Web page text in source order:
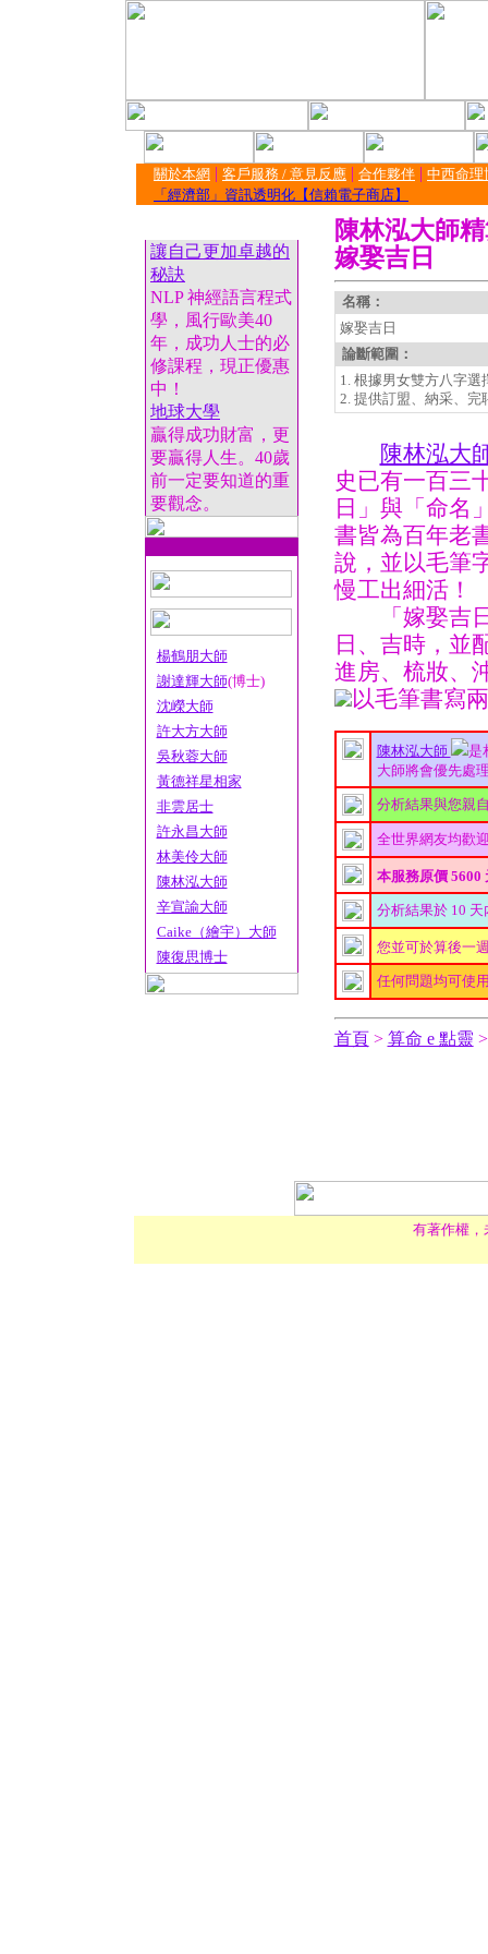
關於本網 | 客戶服務 / 意見反應 | 合作夥伴 | 中西命理
「經濟部」資訊透明化【信賴電子商店】
讓自己更加卓越的
秘訣
NLP 神經語言程式
學，風行歐美40
年，成功人士的必
修課程，現正優惠
中！
地球大學
贏得成功財富，更
要贏得人生。40歲
前一定要知道的重
要觀念。
楊鶴朋大師
謝達輝大師(博士)
沈嶸大師
許大方大師
吳秋蓉大師
黃德祥星相家
非雲居士
許永昌大師
林美伶大師
陳林泓大師
辛宣諭大師
Caike（繪宇）大師
陳復思博士
陳林泓大師
嫁娶吉日
名稱：
嫁娶吉日
論斷範圍：
1. 根據男女雙方八字選
2. 提供訂盟、納采、完
陳林泓大
史已有一百三
日」與「命名
書皆為百年老
說，並以毛筆
慢工出細活！
「嫁娶吉日
日、吉時，並
進房、梳妝、
以毛筆書寫
陳林泓大師
是
大師將會優先處
分析結果與您親
全世界網友均歡
本服務原價 5600
分析結果於 10
您並可於算後一
任何問題均可使
首頁> 算命 e 點靈
有著作權，